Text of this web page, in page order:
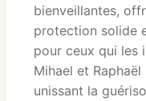
bienveillantes,
protection solide
pour ceux qui les
Mihael et
unissant la